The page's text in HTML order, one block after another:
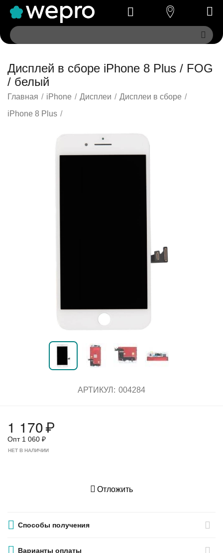
Дисплей в сборе iPhone 8 Plus / FOG
/ белый
Главная / iPhone / Дисплеи / Дисплеи в сборе /
iPhone 8 Plus /
АРТИКУЛ: 004284
1 170₽
Опт 1 060 ₽
НЕТ В НАЛИЧИИ
Отложить
Способы получения
Варианты оплаты